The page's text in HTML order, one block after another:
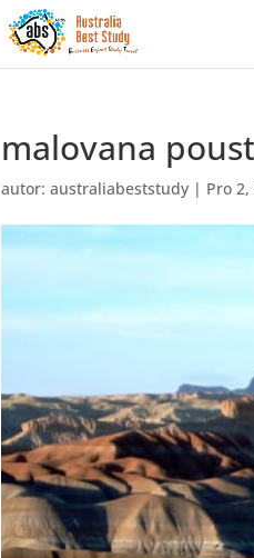
malovana poust
autor:australiabeststudy | Pro 2,